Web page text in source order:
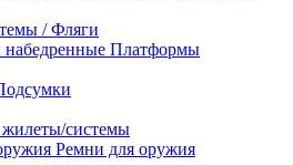
/ Фляги
Платформы
жилеты/системы
Ремни для оружия